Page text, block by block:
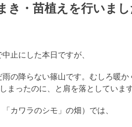
き・苗植えを行いまし
止にした本日ですが、
の降らない篠山です。むしろ暖
まったのに、と肩を落としています
カワラのシモ」の畑）では、